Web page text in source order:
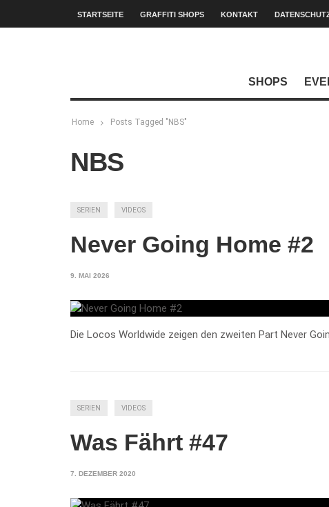
STARTSEITE GRAFFITI SHOPS KONTAKT
SHOPS
Home Posts Tagged "NBS"
NBS
SERIEN VIDEOS
Never Going Home #2
9. MAI 2026
Die Locos Worldwide zeigen den zweiten Part Never
SERIEN VIDEOS
Was Fährt #47
7. DEZEMBER 2020